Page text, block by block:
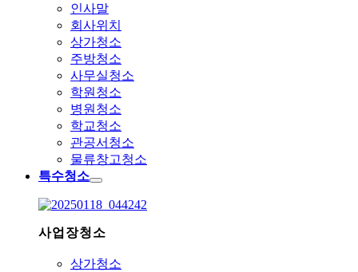
인사말
회사위치
상가청소
주방청소
사무실청소
학원청소
병원청소
학교청소
관공서청소
물류창고청소
특수청소
사업장청소
상가청소